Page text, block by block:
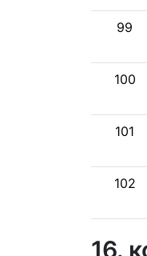
99
100
101
102
16.